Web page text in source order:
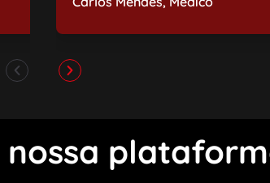
nossa